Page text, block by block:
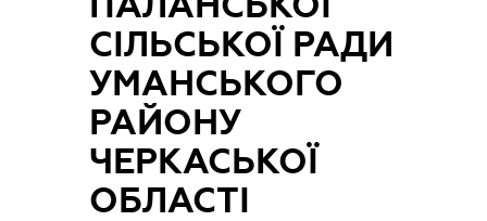
СІЛЬСЬКОЇ РАДИ
УМАНСЬКОГО
РАЙОНУ
ЧЕРКАСЬКОЇ
ОБЛАСТІ